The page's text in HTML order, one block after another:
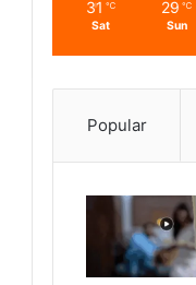
31 ℃
Sat
29 ℃
Sun
Popular